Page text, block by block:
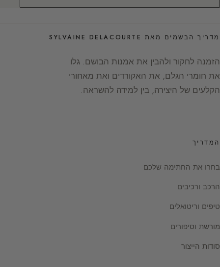
מדריך הבשמים מאת SYLVAINE DELACOURTE
הזמנה לחקור ולהבין את אמנות הבושם. גלו
את חומרי הגלם, את האקורדים ואת מאחורי
הקלעים של היצירה, בין למידה להשראה.
המדריך
בחרו את החתימה שלכם
הרכב ורכיבים
טיפים וריטואלים
מורשת וסיפורים
סודות הייצור